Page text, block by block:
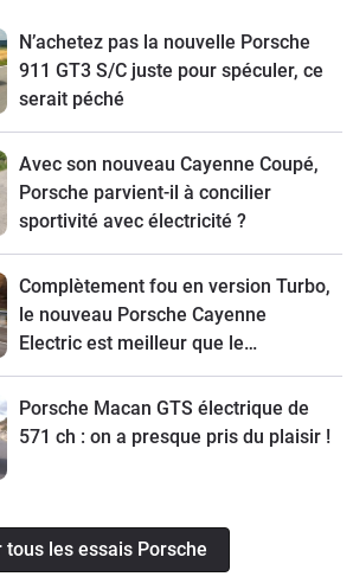
N’achetez pas la nouvelle Porsche
911 GT3 S/C juste pour spéculer, ce
serait péché
Avec son nouveau Cayenne Coupé,
Porsche parvient-il à concilier
sportivité avec électricité ?
Complètement fou en version Turbo,
le nouveau Porsche Cayenne
Electric est meilleur que le
thermique
Porsche Macan GTS électrique de
571 ch : on a presque pris du plaisir !
tous les essais Porsche